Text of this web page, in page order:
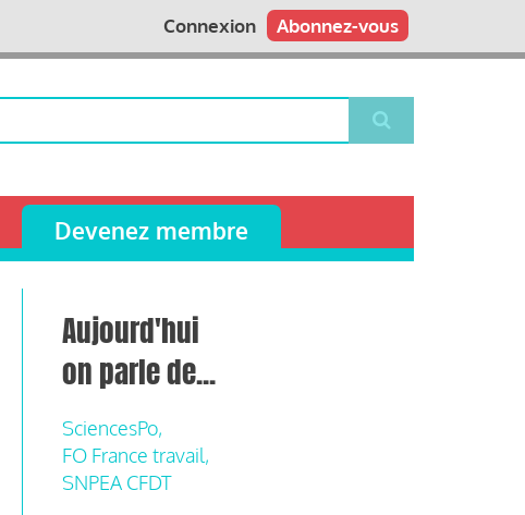
Abonnez-vous
Connexion
Devenez membre
Aujourd'hui
on parle de...
SciencesPo,
FO France travail,
SNPEA CFDT